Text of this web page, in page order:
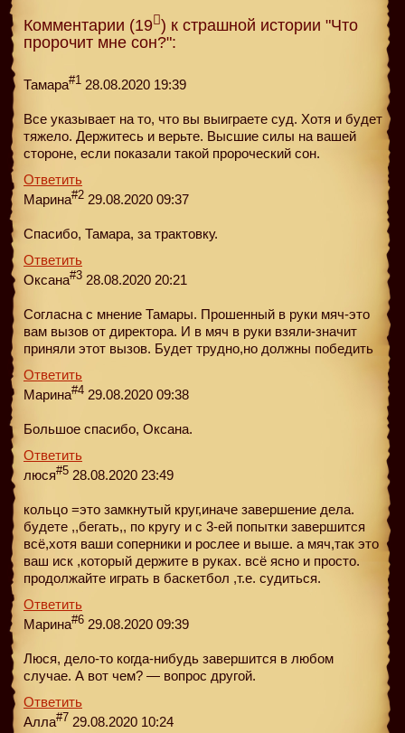
Комментарии (19 ) к страшной истории "Что
пророчит мне сон?":
Тамара#1 28.08.2020 19:39
Все указывает на то, что вы выиграете суд. Хотя и будет
тяжело. Держитесь и верьте. Высшие силы на вашей
стороне, если показали такой пророческий сон.
Ответить
Марина#2 29.08.2020 09:37
Спасибо, Тамара, за трактовку.
Ответить
Оксана#3 28.08.2020 20:21
Согласна с мнение Тамары. Прошенный в руки мяч-это
вам вызов от директора. И в мяч в руки взяли-значит
приняли этот вызов. Будет трудно,но должны победить
Ответить
Марина#4 29.08.2020 09:38
Большое спасибо, Оксана.
Ответить
люся#5 28.08.2020 23:49
кольцо =это замкнутый круг,иначе завершение дела.
будете ,,бегать,, по кругу и с 3-ей попытки завершится
всё,хотя ваши соперники и рослее и выше. а мяч,так это
ваш иск ,который держите в руках. всё ясно и просто.
продолжайте играть в баскетбол ,т.е. судиться.
Ответить
Марина#6 29.08.2020 09:39
Люся, дело-то когда-нибудь завершится в любом
случае. А вот чем? — вопрос другой.
Ответить
Алла#7 29.08.2020 10:24